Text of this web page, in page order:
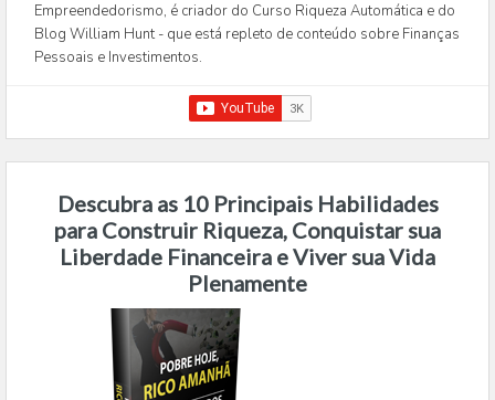
Empreendedorismo, é criador do Curso Riqueza Automática e do
Blog William Hunt - que está repleto de conteúdo sobre Finanças
Pessoais e Investimentos.
Descubra as 10 Principais Habilidades
para Construir Riqueza, Conquistar sua
Liberdade Financeira e Viver sua Vida
Plenamente